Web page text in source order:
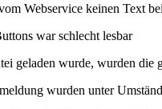
Webservice keinen Text
war schlecht lesbar
geladen wurde, wurden die
wurden unter